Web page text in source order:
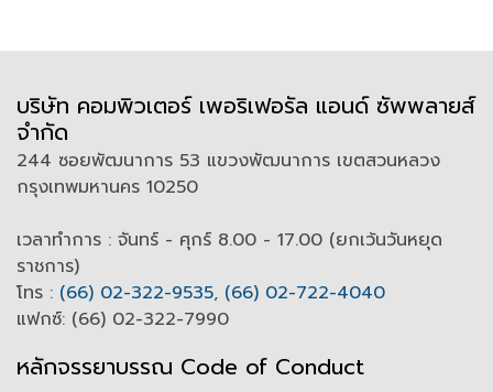
บริษัท คอมพิวเตอร์ เพอริเฟอรัล แอนด์ ซัพพลายส์
จำกัด
244 ซอยพัฒนาการ 53 แขวงพัฒนาการ เขตสวนหลวง
กรุงเทพมหานคร 10250
เวลาทำการ : จันทร์ - ศุกร์ 8.00 - 17.00 (ยกเว้นวันหยุด
ราชการ)
โทร : (66) 02-322-9535, (66) 02-722-4040
แฟกซ์: (66) 02-322-7990
หลักจรรยาบรรณ Code of Conduct